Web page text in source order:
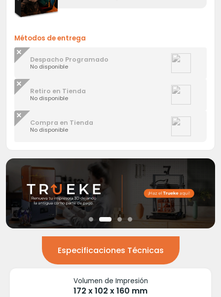
Métodos de entrega
Despacho Programado
No disponible
Retiro en Tienda
No disponible
Compra en Tienda
No disponible
Especificaciones Técnicas
Volumen de Impresión
172 x 102 x 160 mm